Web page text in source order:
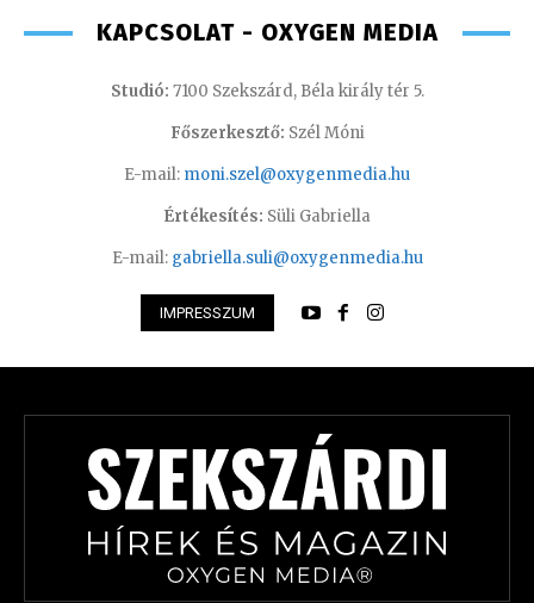
KAPCSOLAT - OXYGEN MEDIA
Studió: 7100 Szekszárd, Béla király tér 5.
Főszerkesztő: Szél Móni
E-mail: moni.szel@oxygenmedia.hu
Értékesítés: Süli Gabriella
E-mail: gabriella.suli@oxygenmedia.hu
IMPRESSZUM